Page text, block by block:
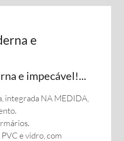
e
e impecável!...
integrada NA MEDIDA,
e vidro, com